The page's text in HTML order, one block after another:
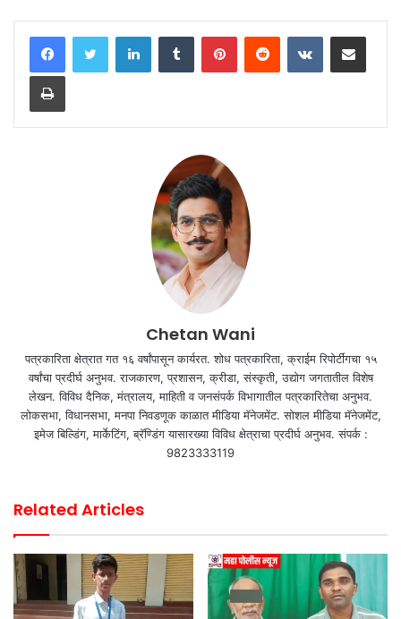
LinkedInTumblr PinterestReddit VKontakteShare via Email
Print
Chetan Wani
पत्रकारिता क्षेत्रात गत १६ वर्षांपासून कार्यरत. शोध पत्रकारिता, क्राईम रिपोर्टींगचा १५
वर्षांचा प्रदीर्घ अनुभव. राजकारण, प्रशासन, क्रीडा, संस्कृती, उद्योग जगतातील विशेष
लेखन. विविध दैनिक, मंत्रालय, माहिती व जनसंपर्क विभागातील पत्रकारितेचा अनुभव.
लोकसभा, विधानसभा, मनपा निवडणूक काळात मीडिया मॅनेजमेंट. सोशल मीडिया मॅनेजमेंट,
इमेज बिल्डिंग, मार्केटिंग, ब्रॅण्डिंग यासारख्या विविध क्षेत्राचा प्रदीर्घ अनुभव. संपर्क :
9823333119
Related Articles